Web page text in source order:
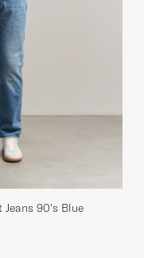
Jeans 90's Blue